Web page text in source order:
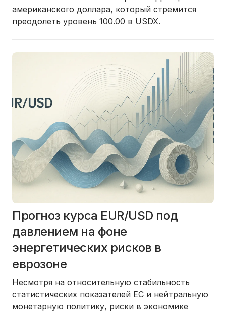
американского доллара, который стремится
преодолеть уровень 100.00 в USDX.
Прогноз курса EUR/USD под
давлением на фоне
энергетических рисков в
еврозоне
Несмотря на относительную стабильность
статистических показателей ЕС и нейтральную
монетарную политику, риски в экономике